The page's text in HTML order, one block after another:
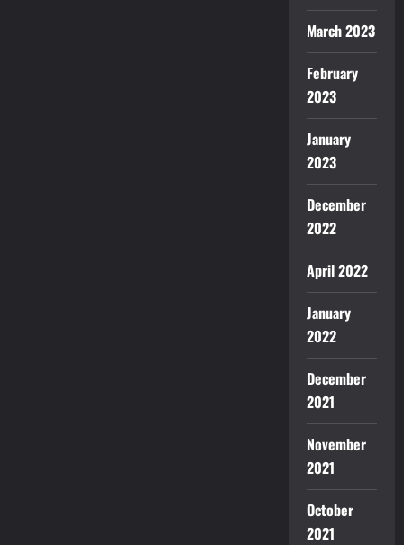
March 2023
February
2023
January
2023
December
2022
April 2022
January
2022
December
2021
November
2021
October
2021